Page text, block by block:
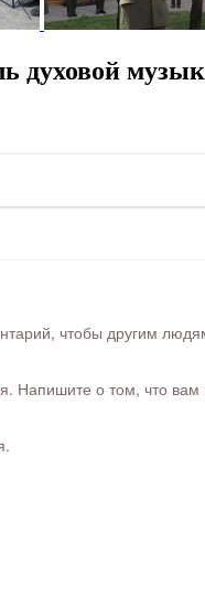
духовой
чтобы другим
Напишите о том, что